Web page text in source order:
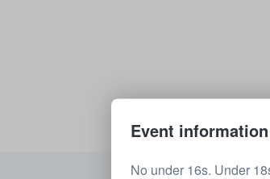
Event information
No under 16s. Under